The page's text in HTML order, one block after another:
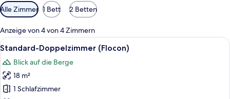
Verfügbare
Filter
für
Zimmer
Alle Zimmer 1 Bett 2 Betten
Anzeige von 4 von 4 Zimmern
Alle
Fotos
für
Standard-
Doppelzimmer
Ein ordentlich bezogenes Bett mit
5
Standard-Doppelzimmer (Flocon)
Blick auf die Berge
18 m²
1 Schlafzimmer